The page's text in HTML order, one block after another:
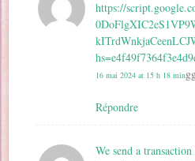
https://
16 mai 2024 at 15 h 18 min
Répondre
We send a